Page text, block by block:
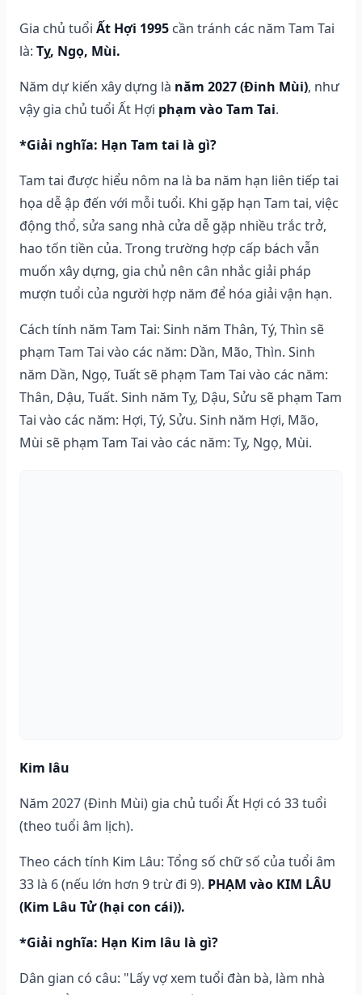
Gia chủ tuổi Ất Hợi 1995 cần tránh các năm Tam Tai
là: Tỵ, Ngọ, Mùi.
Năm dự kiến xây dựng là năm 2027 (Đinh Mùi), như
vậy gia chủ tuổi Ất Hợi phạm vào Tam Tai.
*Giải nghĩa: Hạn Tam tai là gì?
Tam tai được hiểu nôm na là ba năm hạn liên tiếp tai
họa dễ ập đến với mỗi tuổi. Khi gặp hạn Tam tai, việc
động thổ, sửa sang nhà cửa dễ gặp nhiều trắc trở,
hao tốn tiền của. Trong trường hợp cấp bách vẫn
muốn xây dựng, gia chủ nên cân nhắc giải pháp
mượn tuổi của người hợp năm để hóa giải vận hạn.
Cách tính năm Tam Tai: Sinh năm Thân, Tý, Thìn sẽ
phạm Tam Tai vào các năm: Dần, Mão, Thìn. Sinh
năm Dần, Ngọ, Tuất sẽ phạm Tam Tai vào các năm:
Thân, Dậu, Tuất. Sinh năm Tỵ, Dậu, Sửu sẽ phạm Tam
Tai vào các năm: Hợi, Tý, Sửu. Sinh năm Hợi, Mão,
Mùi sẽ phạm Tam Tai vào các năm: Tỵ, Ngọ, Mùi.
Kim lâu
Năm 2027 (Đinh Mùi) gia chủ tuổi Ất Hợi có 33 tuổi
(theo tuổi âm lịch).
Theo cách tính Kim Lâu: Tổng số chữ số của tuổi âm
33 là 6 (nếu lớn hơn 9 trừ đi 9). PHẠM vào KIM LÂU
(Kim Lâu Tử (hại con cái)).
*Giải nghĩa: Hạn Kim lâu là gì?
Dân gian có câu: "Lấy vợ xem tuổi đàn bà, làm nhà